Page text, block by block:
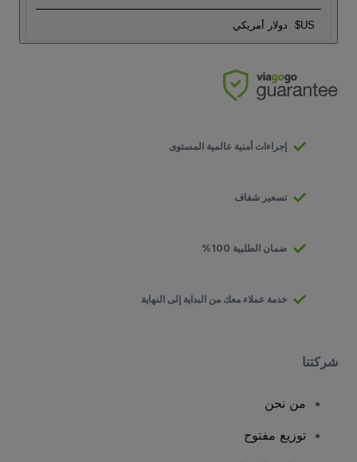
US$ دولار أمريكي
إجراءات أمنية عالمية المستوى
تسعير شفاف
ضمان الطلبية 100%
خدمة عملاء معك من البداية إلى النهاية
شركتنا
من نحن
توزيع مفتوح